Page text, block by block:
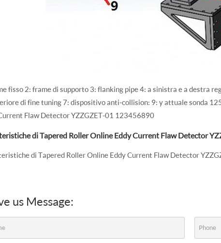
fisso 2: frame di supporto 3: flanking pipe 4: a sinistra e a destra
di fine tuning 7: dispositivo anti-collision: 9: y attuale sonda
Flaw Detector YZZGZET-01 123456890
di Tapered Roller Online Eddy Current Flaw Detector
di Tapered Roller Online Eddy Current Flaw Detector
us Message: